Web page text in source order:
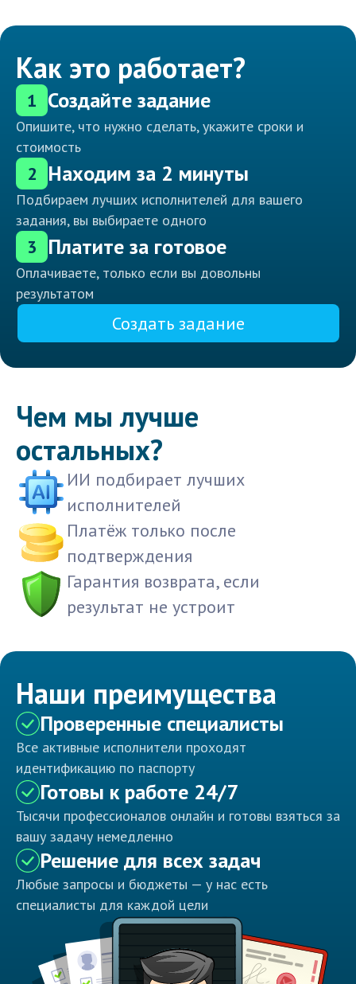
Как это работает?
1 Создайте задание
Опишите, что нужно сделать, укажите сроки и
стоимость
2 Находим за 2 минуты
Подбираем лучших исполнителей для вашего
задания, вы выбираете одного
3 Платите за готовое
Оплачиваете, только если вы довольны
результатом
Создать задание
Чем мы лучше
остальных?
ИИ подбирает лучших
исполнителей
Платёж только после
подтверждения
Гарантия возврата, если
результат не устроит
Наши преимущества
Проверенные специалисты
Все активные исполнители проходят
идентификацию по паспорту
Готовы к работе 24/7
Тысячи профессионалов онлайн и готовы взяться за
вашу задачу немедленно
Решение для всех задач
Любые запросы и бюджеты — у нас есть
специалисты для каждой цели